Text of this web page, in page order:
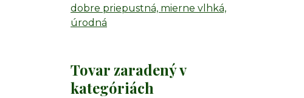
dobre priepustná, mierne vlhká,
úrodná
Tovar zaradený v
kategóriách